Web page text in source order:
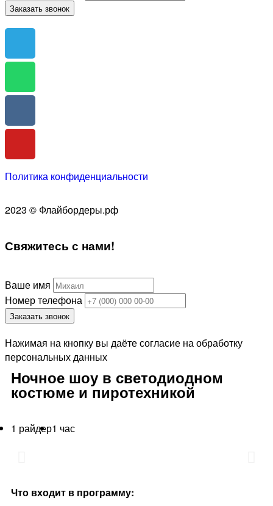
Заказать звонок
Политика конфиденциальности
2023 © Флайбордеры.рф
Свяжитесь с нами!
Ваше имя
Номер телефона
Заказать звонок
Нажимая на кнопку вы даёте согласие на обработку
персональных данных
Ночное шоу в светодиодном
костюме и пиротехникой
1 райдер1 час
Что входит в программу: